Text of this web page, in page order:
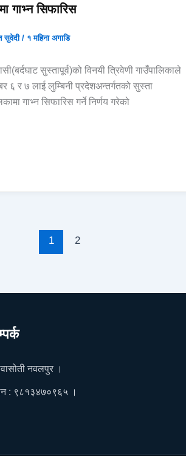
गाभ्न सिफारिस
सुवेदी / १ महिना अगाडि
सुस्तापूर्व)को विनयी त्रिवेणी गाउँपालिकाले
६ र ७ लाई लुम्बिनी प्रदेशअन्तर्गतको सुस्ता
गाभ्न सिफारिस गर्ने निर्णय गरेको
1 2
नवलपुर ।
: ९८१३४७०९६५ ।